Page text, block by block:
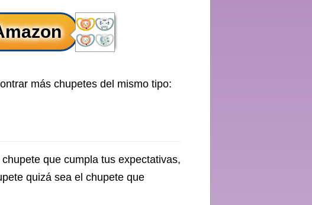
más chupetes del mismo tipo:
que cumpla tus expectativas,
quizá sea el chupete que